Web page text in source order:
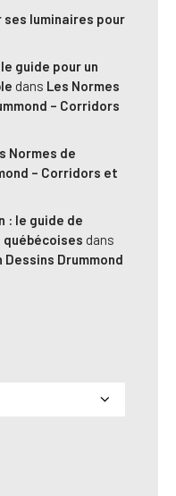
ses luminaires pour
guide pour un
dans Les Normes
– Corridors
Normes de
– Corridors et
: le guide de
dans
Drummond